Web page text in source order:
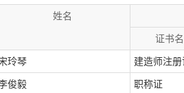
姓名
证书
玲琴 建造师注
俊毅 职称证